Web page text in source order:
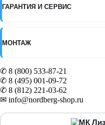
ГАРАНТИЯ И СЕРВИС
МОНТАЖ
✆ 8 (800) 533-87-21
✆ 8 (495) 001-09-72
✆ 8 (812) 221-03-62
✉ info@nordberg-shop.ru